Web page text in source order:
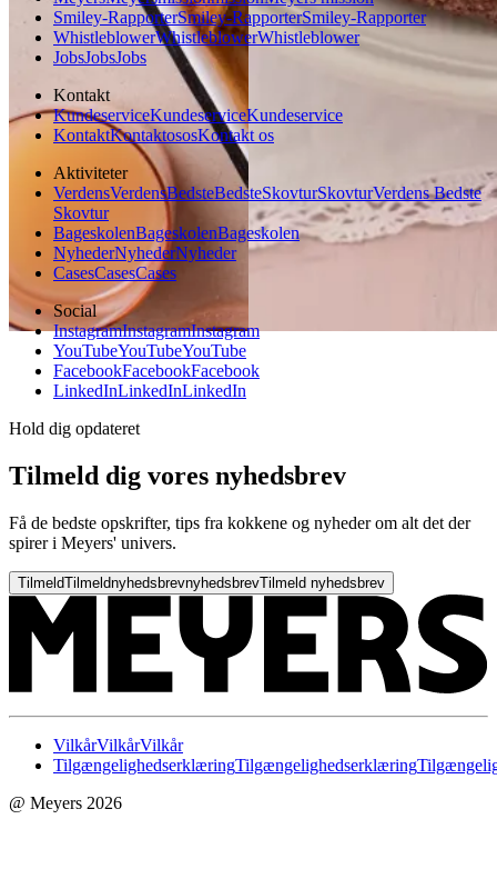
Smiley-RapporterSmiley-RapporterSmiley-Rapporter
WhistleblowerWhistleblowerWhistleblower
JobsJobsJobs
Kontakt
KundeserviceKundeserviceKundeservice
KontaktKontaktososKontakt os
Aktiviteter
VerdensVerdensBedsteBedsteSkovturSkovturVerdens Bedste
Skovtur
BageskolenBageskolenBageskolen
NyhederNyhederNyheder
CasesCasesCases
Social
InstagramInstagramInstagram
YouTubeYouTubeYouTube
FacebookFacebookFacebook
LinkedInLinkedInLinkedIn
Hold dig opdateret
Tilmeld dig vores nyhedsbrev
Få de bedste opskrifter, tips fra kokkene og nyheder om alt det der
spirer i Meyers' univers.
TilmeldTilmeldnyhedsbrevnyhedsbrevTilmeld nyhedsbrev
VilkårVilkårVilkår
TilgængelighedserklæringTilgængelighedserklæring
@ Meyers 2026